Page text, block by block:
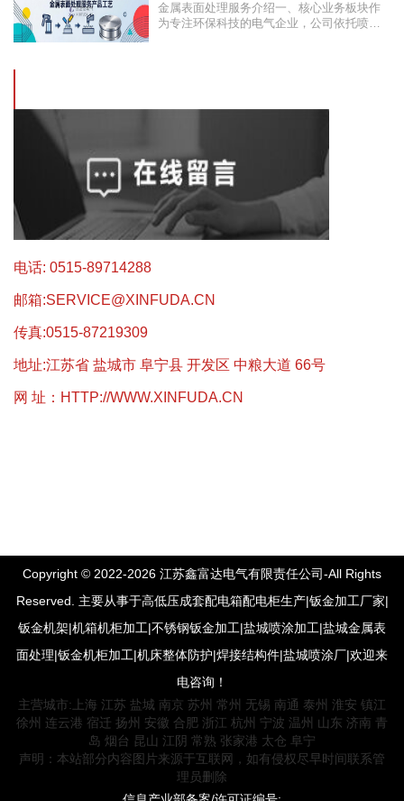
力绿色···
金属表面处理服务介绍一、核心业务板块作
为专注环保科技的电气企业，公司依托喷涂
电话: 0515-89714288
邮箱:SERVICE@XINFUDA.CN
传真:0515-87219309
地址:江苏省 盐城市 阜宁县 开发区 中粮大道 66号
网 址： HTTP://WWW.XINFUDA.CN
Copyright © 2022-2026 江苏鑫富达电气有限责任公司-All Rights
Reserved. 主要从事于高低压成套配电箱配电柜生产|钣金加工厂家|
钣金机架|机箱机柜加工|不锈钢钣金加工|盐城喷涂加工|盐城金属表
面处理|钣金机柜加工|机床整体防护|焊接结构件|盐城喷涂厂|欢迎来
电咨询！
主营城市: 上海 江苏 盐城 南京 苏州 常州 无锡 南通 泰州 淮安 镇江
徐州 连云港 宿迁 扬州 安徽 合肥 浙江 杭州 宁波 温州 山东 济南 青
岛 烟台 昆山 江阴 常熟 张家港 太仓 阜宁
声明：本站部分内容图片来源于互联网，如有侵权尽早时间联系管
理员删除